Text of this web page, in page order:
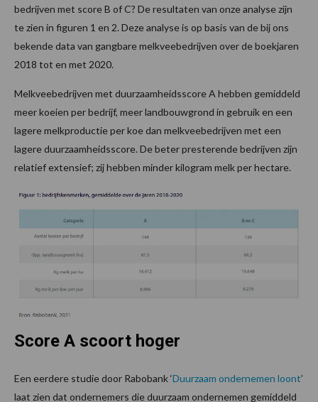
bedrijven met score B of C? De resultaten van onze analyse zijn
te zien in figuren 1 en 2. Deze analyse is op basis van de bij ons
bekende data van gangbare melkveebedrijven over de boekjaren
2018 tot en met 2020.
Melkveebedrijven met duurzaamheidsscore A hebben gemiddeld
meer koeien per bedrijf, meer landbouwgrond in gebruik en een
lagere melkproductie per koe dan melkveebedrijven met een
lagere duurzaamheidsscore. De beter presterende bedrijven zijn
relatief extensief; zij hebben minder kilogram melk per hectare.
Score A scoort hoger
Een eerdere studie door Rabobank ‘Duurzaam ondernemen loont’
laat zien dat ondernemers die duurzaam ondernemen gemiddeld